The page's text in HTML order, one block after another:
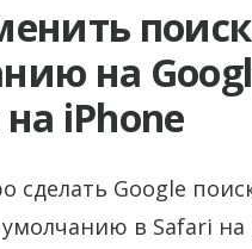
на
iPhone
сделать Google
в Safari на